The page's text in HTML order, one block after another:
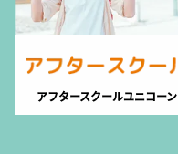
アフタースクールユニコーン